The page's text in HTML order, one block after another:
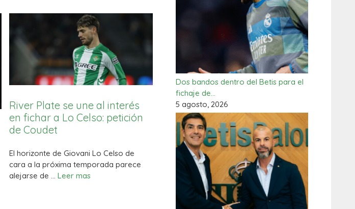
River Plate se une al interés
en fichar a Lo Celso: petición
de Coudet
El horizonte de Giovani Lo Celso de
cara a la próxima temporada parece
alejarse de …Leer mas
Dos bandos dentro del Betis para el
fichaje de…
5 agosto, 2026